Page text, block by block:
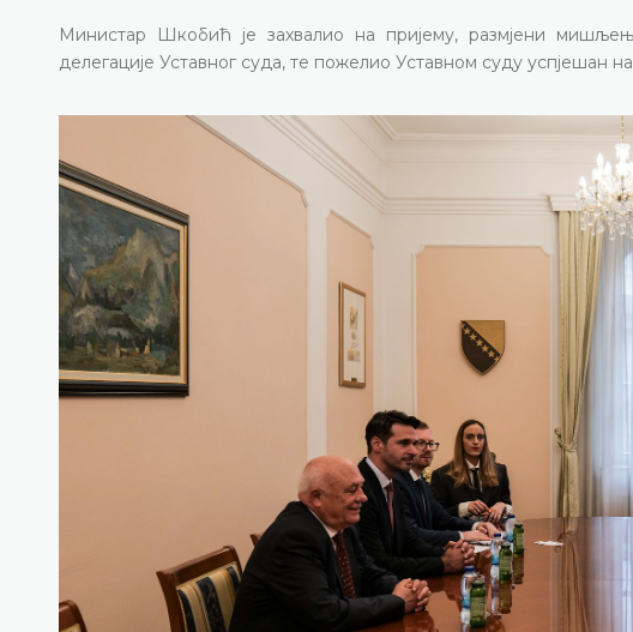
Министар Шкобић је захвалио на пријему, размјени
делегације Уставног суда, те пожелио Уставном суду успјешан